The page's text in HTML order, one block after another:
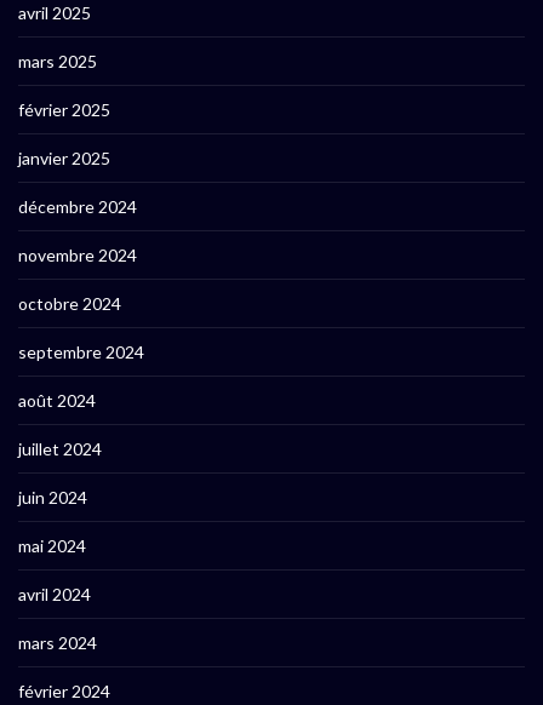
avril 2025
mars 2025
février 2025
janvier 2025
décembre 2024
novembre 2024
octobre 2024
septembre 2024
août 2024
juillet 2024
juin 2024
mai 2024
avril 2024
mars 2024
février 2024